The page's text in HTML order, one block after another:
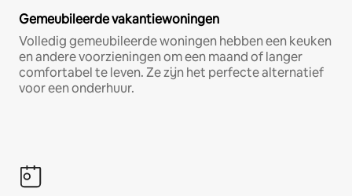
Gemeubileerde vakantiewoningen
Volledig gemeubileerde woningen hebben een keuken
en andere voorzieningen om een maand of langer
comfortabel te leven. Ze zijn het perfecte alternatief
voor een onderhuur.